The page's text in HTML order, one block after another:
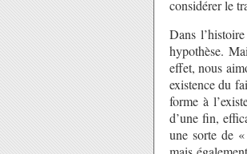
considérer le
Dans
hypothèse.
effet, nous
existence du
forme à
d’une fin,
une sorte de